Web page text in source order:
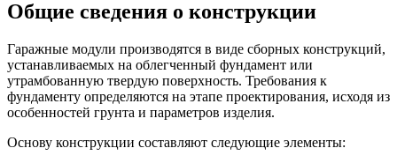
Общие сведения о конструкции
Гаражные модули производятся в виде сборных конструкций,
устанавливаемых на облегченный фундамент или
утрамбованную твердую поверхность. Требования к
фундаменту определяются на этапе проектирования, исходя из
особенностей грунта и параметров изделия.
Основу конструкции составляют следующие элементы: